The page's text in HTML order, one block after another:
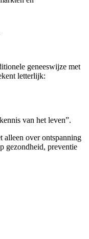
geneeswijze met
letterlijk:
van het leven”.
alleen over ontspanning
gezondheid, preventie